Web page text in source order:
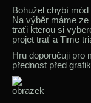
Bohužel chybí
Na výběr máme
traťi kterou si
projet trať a Time
Hru doporučuji pro
přednost před